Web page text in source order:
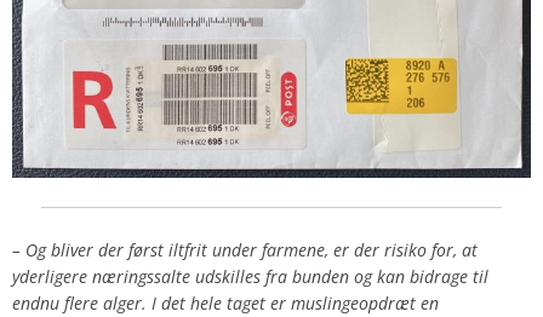
– Og bliver der først iltfrit under farmene, er der risiko for, at
yderligere næringssalte udskilles fra bunden og kan bidrage til
endnu flere alger. I det hele taget er muslingeopdræt en